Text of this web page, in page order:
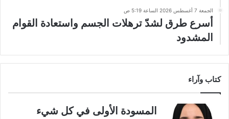
الجمعة 7 أغسطس 2026 الساعة 5:19 ص
أسرع طرق لشدّ ترهلات الجسم واستعادة القوام
المشدود
كتاب وآراء
المسودة الأولى في كل شيء